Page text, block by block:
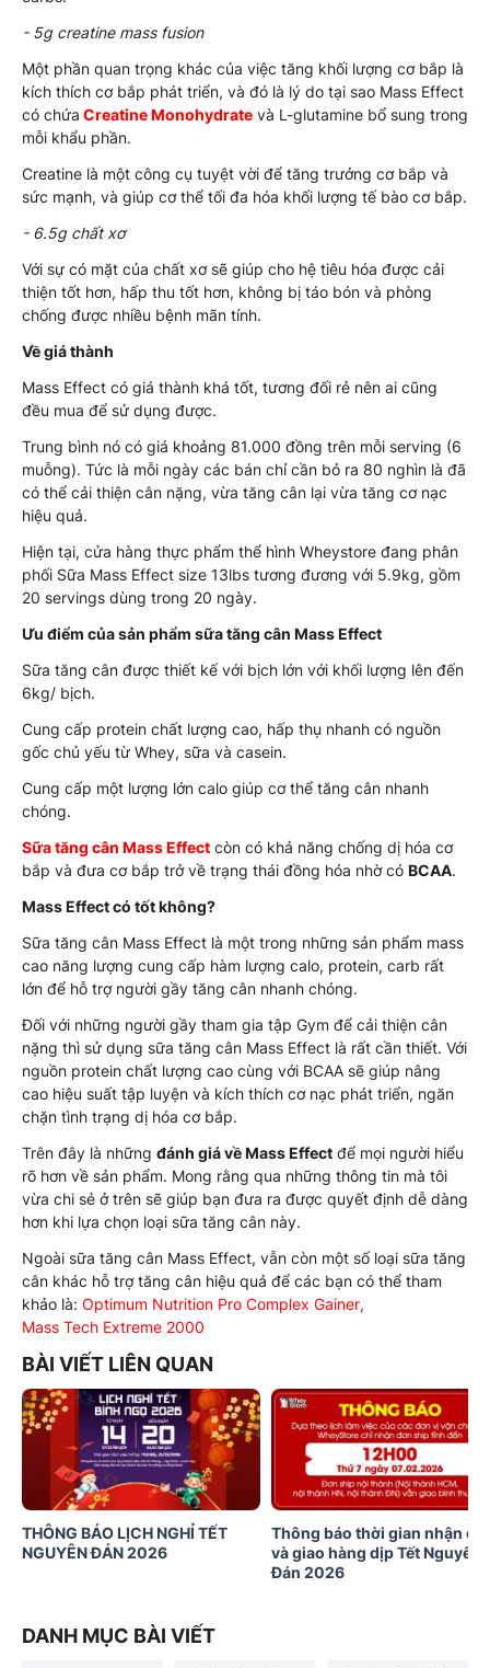
- 5g creatine mass fusion
Một phần quan trọng khác của việc tăng khối lượng cơ bắp là
kích thích cơ bắp phát triển, và đó là lý do tại sao Mass Effect
có chứa Creatine Monohydrate và L-glutamine bổ sung trong
mỗi khẩu phần.
Creatine là một công cụ tuyệt vời để tăng trưởng cơ bắp và
sức mạnh, và giúp cơ thể tối đa hóa khối lượng tế bào cơ bắp.
- 6.5g chất xơ
Với sự có mặt của chất xơ sẽ giúp cho hệ tiêu hóa được cải
thiện tốt hơn, hấp thu tốt hơn, không bị táo bón và phòng
chống được nhiều bệnh mãn tính.
Về giá thành
Mass Effect có giá thành khá tốt, tương đối rẻ nên ai cũng
đều mua để sử dụng được.
Trung bình nó có giá khoảng 81.000 đồng trên mỗi serving (6
muỗng). Tức là mỗi ngày các bán chỉ cần bỏ ra 80 nghìn là đã
có thể cải thiện cân nặng, vừa tăng cân lại vừa tăng cơ nạc
hiệu quả.
Hiện tại, cửa hàng thực phẩm thể hình Wheystore đang phân
phối Sữa Mass Effect size 13lbs tương đương với 5.9kg, gồm
20 servings dùng trong 20 ngày.
Ưu điểm của sản phẩm sữa tăng cân Mass Effect
Sữa tăng cân được thiết kế với bịch lớn với khối lượng lên đến
6kg/ bịch.
Cung cấp protein chất lượng cao, hấp thụ nhanh có nguồn
gốc chủ yếu từ Whey, sữa và casein.
Cung cấp một lượng lớn calo giúp cơ thể tăng cân nhanh
chóng.
Sữa tăng cân Mass Effect còn có khả năng chống dị hóa cơ
bắp và đưa cơ bắp trở về trạng thái đồng hóa nhờ có BCAA.
Mass Effect có tốt không?
Sữa tăng cân Mass Effect là một trong những sản phẩm mass
cao năng lượng cung cấp hàm lượng calo, protein, carb rất
lớn để hỗ trợ người gầy tăng cân nhanh chóng.
Đối với những người gầy tham gia tập Gym để cải thiện cân
nặng thì sử dụng sữa tăng cân Mass Effect là rất cần thiết. Với
nguồn protein chất lượng cao cùng với BCAA sẽ giúp nâng
cao hiệu suất tập luyện và kích thích cơ nạc phát triển, ngăn
chặn tình trạng dị hóa cơ bắp.
Trên đây là những đánh giá về Mass Effect để mọi người hiểu
rõ hơn về sản phẩm. Mong rằng qua những thông tin mà tôi
vừa chi sẻ ở trên sẽ giúp bạn đưa ra được quyết định dễ dàng
hơn khi lựa chọn loại sữa tăng cân này.
Ngoài sữa tăng cân Mass Effect, vẫn còn một số loại sữa tăng
cân khác hỗ trợ tăng cân hiệu quả để các bạn có thể tham
khảo là: Optimum Nutrition Pro Complex Gainer,
Mass Tech Extreme 2000
BÀI VIẾT LIÊN QUAN
THÔNG BÁO LỊCH NGHỈ TẾT
NGUYÊN ĐÁN 2026
Thông báo thời gian nhận
và giao hàng dịp Tết Nguyên
Đán 2026
DANH MỤC BÀI VIẾT